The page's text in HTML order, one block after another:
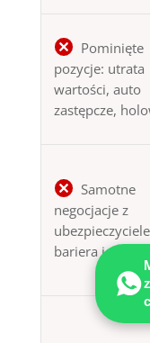
Pominięte
pozycje: utrata
wartości, auto
zastępcze,
Samotne
negocjacje z
bariera językowa